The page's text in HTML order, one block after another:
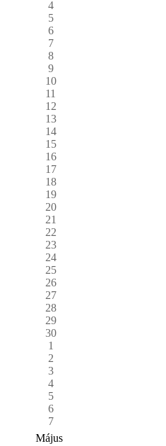
4
5
6
7
8
9
10
11
12
13
14
15
16
17
18
19
20
21
22
23
24
25
26
27
28
29
30
1
2
3
4
5
6
7
Május